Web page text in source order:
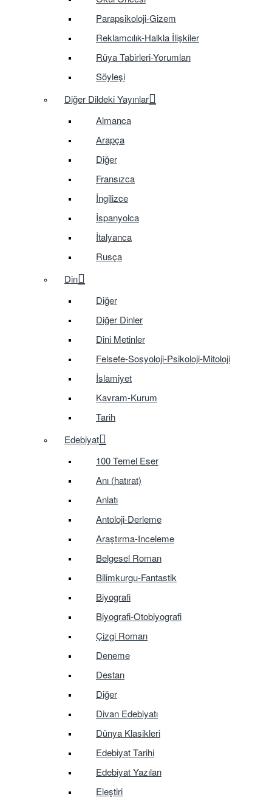
Parapsikoloji-Gizem
Reklamcılık-Halkla İlişkiler
Rüya Tabirleri-Yorumları
Söyleşi
Diğer Dildeki Yayınlar
Almanca
Arapça
Diğer
Fransızca
İngilizce
İspanyolca
İtalyanca
Rusça
Din
Diğer
Diğer Dinler
Dini Metinler
Felsefe-Sosyoloji-Psikoloji-Mitoloji
İslamiyet
Kavram-Kurum
Tarih
Edebiyat
100 Temel Eser
Anı (hatırat)
Anlatı
Antoloji-Derleme
Araştırma-Inceleme
Belgesel Roman
Bilimkurgu-Fantastik
Biyografi
Biyografi-Otobiyografi
Çizgi Roman
Deneme
Destan
Diğer
Divan Edebiyatı
Dünya Klasikleri
Edebiyat Tarihi
Edebiyat Yazıları
Eleştiri